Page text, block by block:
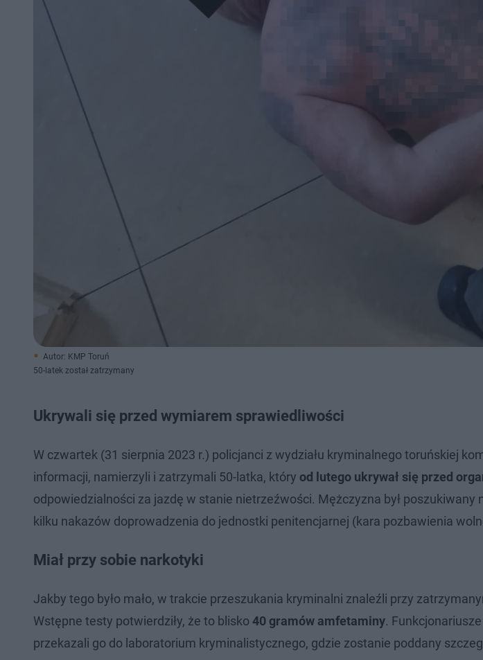
Autor: KMP Toruń
50-latek został zatrzymany
Ukrywali się przed wymiarem sprawiedliwości
W czwartek (31 sierpnia 2023 r.) policjanci z wydziału kryminalnego toruńskiej
informacji, namierzyli i zatrzymali 50-latka, który od lutego ukrywał się przed
odpowiedzialności za jazdę w stanie nietrzeźwości. Mężczyzna był poszukiwany
kilku nakazów doprowadzenia do jednostki penitencjarnej (kara pozbawienia
Miał przy sobie narkotyki
Jakby tego było mało, w trakcie przeszukania kryminalni znaleźli przy
Wstępne testy potwierdziły, że to blisko 40 gramów amfetaminy.
przekazali go do laboratorium kryminalistycznego, gdzie zostanie poddany